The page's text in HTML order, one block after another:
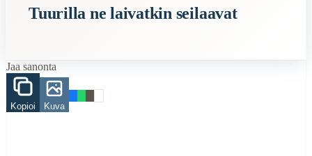
Description:Perustuu hyvään tuuriin ja onneen, jossa huolimatta
Onni
Related Topics
Tuurilla ne laivatkin seilaavat
Jaa sanonta
Kopioi Kuva